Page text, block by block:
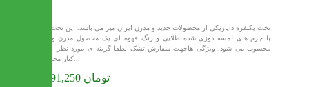
تخت یکنفره دایازیکی از محصولات جدید و مدرن ایران میز می باشد. این تخت زیبا
با چرم های لمسه دوزی شده طلایی و رنگ قهوه ای یک محصول مدرن و زیبا
محسوب می شود. ویژگی هاجهت سفارش تشک لطفا گزینه ی مورد نظر را در
10,091,250 تومان